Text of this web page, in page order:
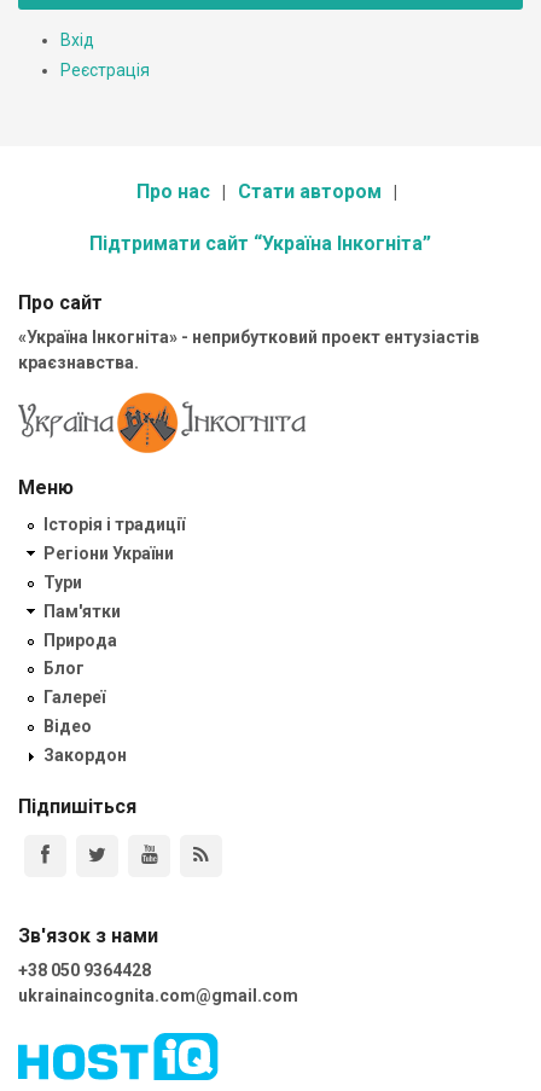
Вхід
Реєстрація
Про нас Стати автором
Підтримати сайт “Україна Інкогніта”
Про сайт
«Україна Інкогніта» - неприбутковий проект ентузіастів
краєзнавства.
Меню
Історія і традиції
Регіони України
Тури
Пам'ятки
Природа
Блог
Галереї
Відео
Закордон
Підпишіться
Зв'язок з нами
+38 050 9364428
ukrainaincognita.com@gmail.com